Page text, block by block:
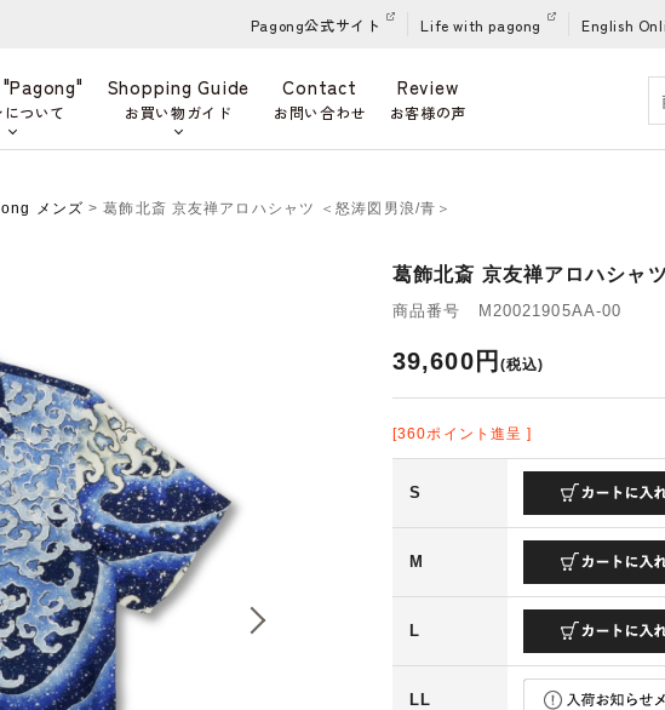
Pagong公式サイト Life with pagong English
ついて
Shopping Guide
お買い物ガイド
Contact
お問い合わせ
Review
お客様の声
メンズ > 葛飾北斎 京友禅アロハシャツ ＜怒涛図男浪/青＞
葛飾北斎 京友禅アロハシャ
商品番号 M20021905AA-00
39,600円 (税込)
[360ポイント進呈 ]
S
M
L
LL